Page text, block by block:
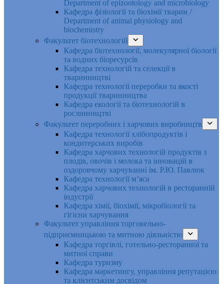
Department of epizootology and microbiology
Кафедра фізіології та біохімії тварин /
Department of animal physiology and
biochemistry
Факультет біотехнологій
Кафедра біотехнології, молекулярної біології
та водних біоресурсів
Кафедра технологій та селекції в
тваринництві
Кафедра технології переробки та якості
продукції тваринництва
Кафедра екології та біотехнологій в
рослинництві
Факультет переробних і харчових виробництв
Кафедра технології хлібопродуктів і
кондитерських виробів
Кафедра харчових технологій продуктів з
плодів, овочів і молока та інновацій в
оздоровчому харчуванні ім. Р.Ю. Павлюк
Кафедра технології м’яса
Кафедра харчових технологій в ресторанній
індустрії
Кафедра хімії, біохімії, мікробіології та
гігієни харчування
Факультет управління торговельно-
підприємницькою та митною діяльністю
Кафедра торгівлі, готельно-ресторанної та
митної справи
Кафедра туризму
Кафедра маркетингу, управління репутацією
та клієнтським досвідом